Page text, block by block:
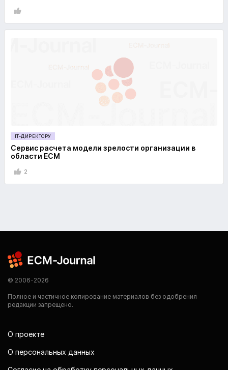
IT-ДИРЕКТОРУ
Сервис расчета модели зрелости организации в
области ECM
2
© 2006-2026
Полное и частичное копирование материалов без одобрения
редакции запрещено.
О проекте
О персональных данных